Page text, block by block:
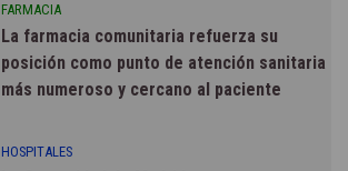
FARMACIA
La farmacia comunitaria refuerza su
posición como punto de atención sanitaria
más numeroso y cercano al paciente
HOSPITALES